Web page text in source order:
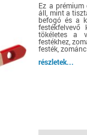
Ez a
áll, mint a
befogó és a
festékfelvevő
tökéletes a
festékhez,
festék,
részletek...